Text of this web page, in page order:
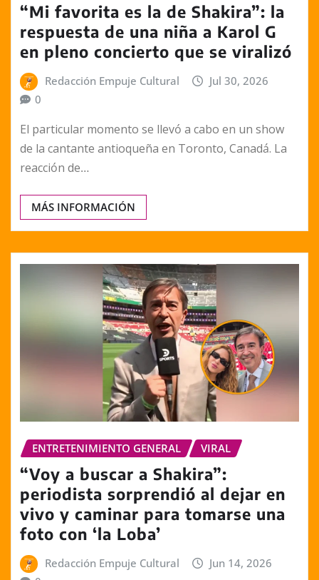
“Mi favorita es la de Shakira”: la
respuesta de una niña a Karol G
en pleno concierto que se viralizó
Redacción Empuje Cultural
Jul 30, 2026
0
El particular momento se llevó a cabo en un show
de la cantante antioqueña en Toronto, Canadá. La
reacción de…
MÁS INFORMACIÓN
ENTRETENIMIENTO GENERAL VIRAL
“Voy a buscar a Shakira”:
periodista sorprendió al dejar en
vivo y caminar para tomarse una
foto con ‘la Loba’
Redacción Empuje Cultural
Jun 14, 2026